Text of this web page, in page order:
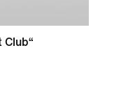
Club“